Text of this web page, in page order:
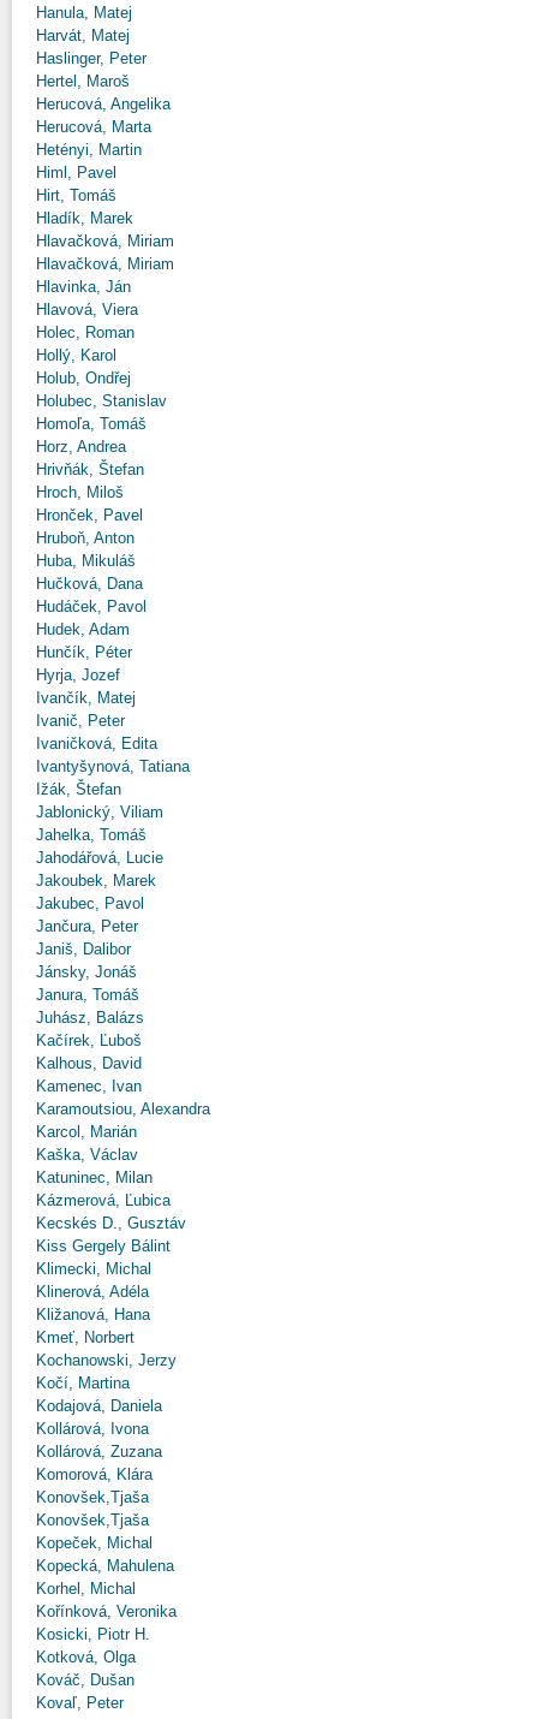
Hanula, Matej
Harvát, Matej
Haslinger, Peter
Hertel, Maroš
Herucová, Angelika
Herucová, Marta
Hetényi, Martin
Himl, Pavel
Hirt, Tomáš
Hladík, Marek
Hlavačková, Miriam
Hlavačková, Miriam
Hlavinka, Ján
Hlavová, Viera
Holec, Roman
Hollý, Karol
Holub, Ondřej
Holubec, Stanislav
Homoľa, Tomáš
Horz, Andrea
Hrivňák, Štefan
Hroch, Miloš
Hronček, Pavel
Hruboň, Anton
Huba, Mikuláš
Hučková, Dana
Hudáček, Pavol
Hudek, Adam
Hunčík, Péter
Hyrja, Jozef
Ivančík, Matej
Ivanič, Peter
Ivaničková, Edita
Ivantyšynová, Tatiana
Ižák, Štefan
Jablonický, Viliam
Jahelka, Tomáš
Jahodářová, Lucie
Jakoubek, Marek
Jakubec, Pavol
Jančura, Peter
Janiš, Dalibor
Jánsky, Jonáš
Janura, Tomáš
Juhász, Balázs
Kačírek, Ľuboš
Kalhous, David
Kamenec, Ivan
Karamoutsiou, Alexandra
Karcol, Marián
Kaška, Václav
Katuninec, Milan
Kázmerová, Ľubica
Kecskés D., Gusztáv
Kiss Gergely Bálint
Klimecki, Michal
Klinerová, Adéla
Kližanová, Hana
Kmeť, Norbert
Kochanowski, Jerzy
Kočí, Martina
Kodajová, Daniela
Kollárová, Ivona
Kollárová, Zuzana
Komorová, Klára
Konovšek,Tjaša
Konovšek,Tjaša
Kopeček, Michal
Kopecká, Mahulena
Korhel, Michal
Kořínková, Veronika
Kosicki, Piotr H.
Kotková, Olga
Kováč, Dušan
Kovaľ, Peter